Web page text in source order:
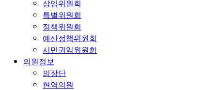
상임위원회
특별위원회
정책위원회
예산정책위원회
시민권익위원회
의원정보
의장단
현역의원